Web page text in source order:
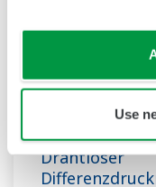
Use
Drahtloser